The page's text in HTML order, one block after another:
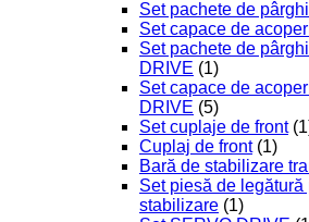
Set pachete de
Set capace de
Set pachete de
DRIVE (1)
Set capace de
DRIVE (5)
Set cuplaje de front
Cuplaj de front (1)
Bară de stabilizare
Set piesă de legătură
stabilizare (1)